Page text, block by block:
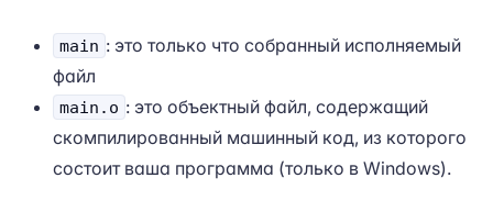
main : это только что собранный исполняемый
файл
main.o : это объектный файл, содержащий
скомпилированный машинный код, из которого
состоит ваша программа (только в Windows).